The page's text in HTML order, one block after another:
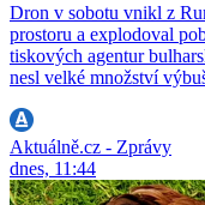
Dron v sobotu vnikl z
prostoru a explodoval
tiskových agentur
nesl velké množství
Aktuálně.cz - Zprávy
dnes, 11:44